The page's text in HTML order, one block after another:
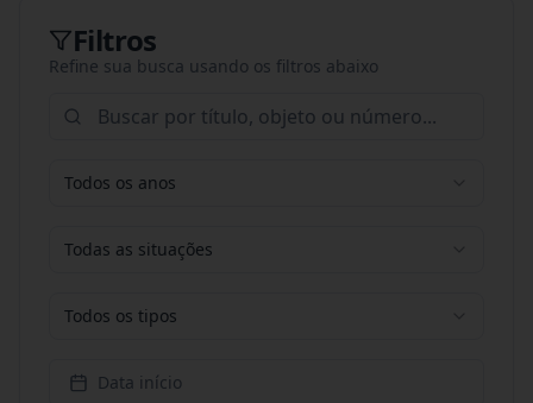
Filtros
Refine sua busca usando os filtros abaixo
Todos os anos
Todas as situações
Todos os tipos
Data início